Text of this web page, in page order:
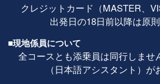
クレジットカード（MASTER、
出発日の18日前以降は原
■現地係員について
全コースとも添乗員は同行しませ
（日本語アシスタント）が